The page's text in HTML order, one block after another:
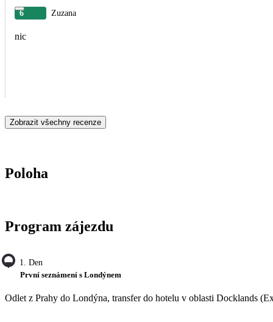
6 Zuzana
nic
Zobrazit všechny recenze
Poloha
Program zájezdu
1. Den
První seznámení s Londýnem
Odlet z Prahy do Londýna, transfer do hotelu v oblasti Docklands